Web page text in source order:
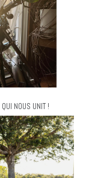
NOUS UNIT !